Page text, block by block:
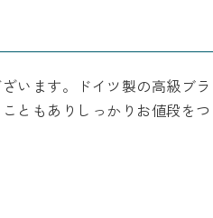
います。ドイツ製の高級ブ
ともありしっかりお値段を